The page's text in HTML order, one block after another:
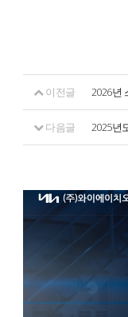
이전글 2026년
다음글 2025년